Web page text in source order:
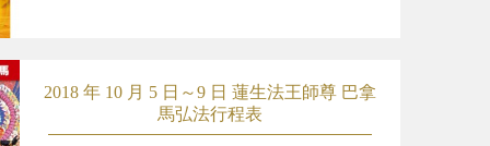
2018 年 10 月 5 日～9 日 蓮生法王師尊 巴拿
馬弘法行程表